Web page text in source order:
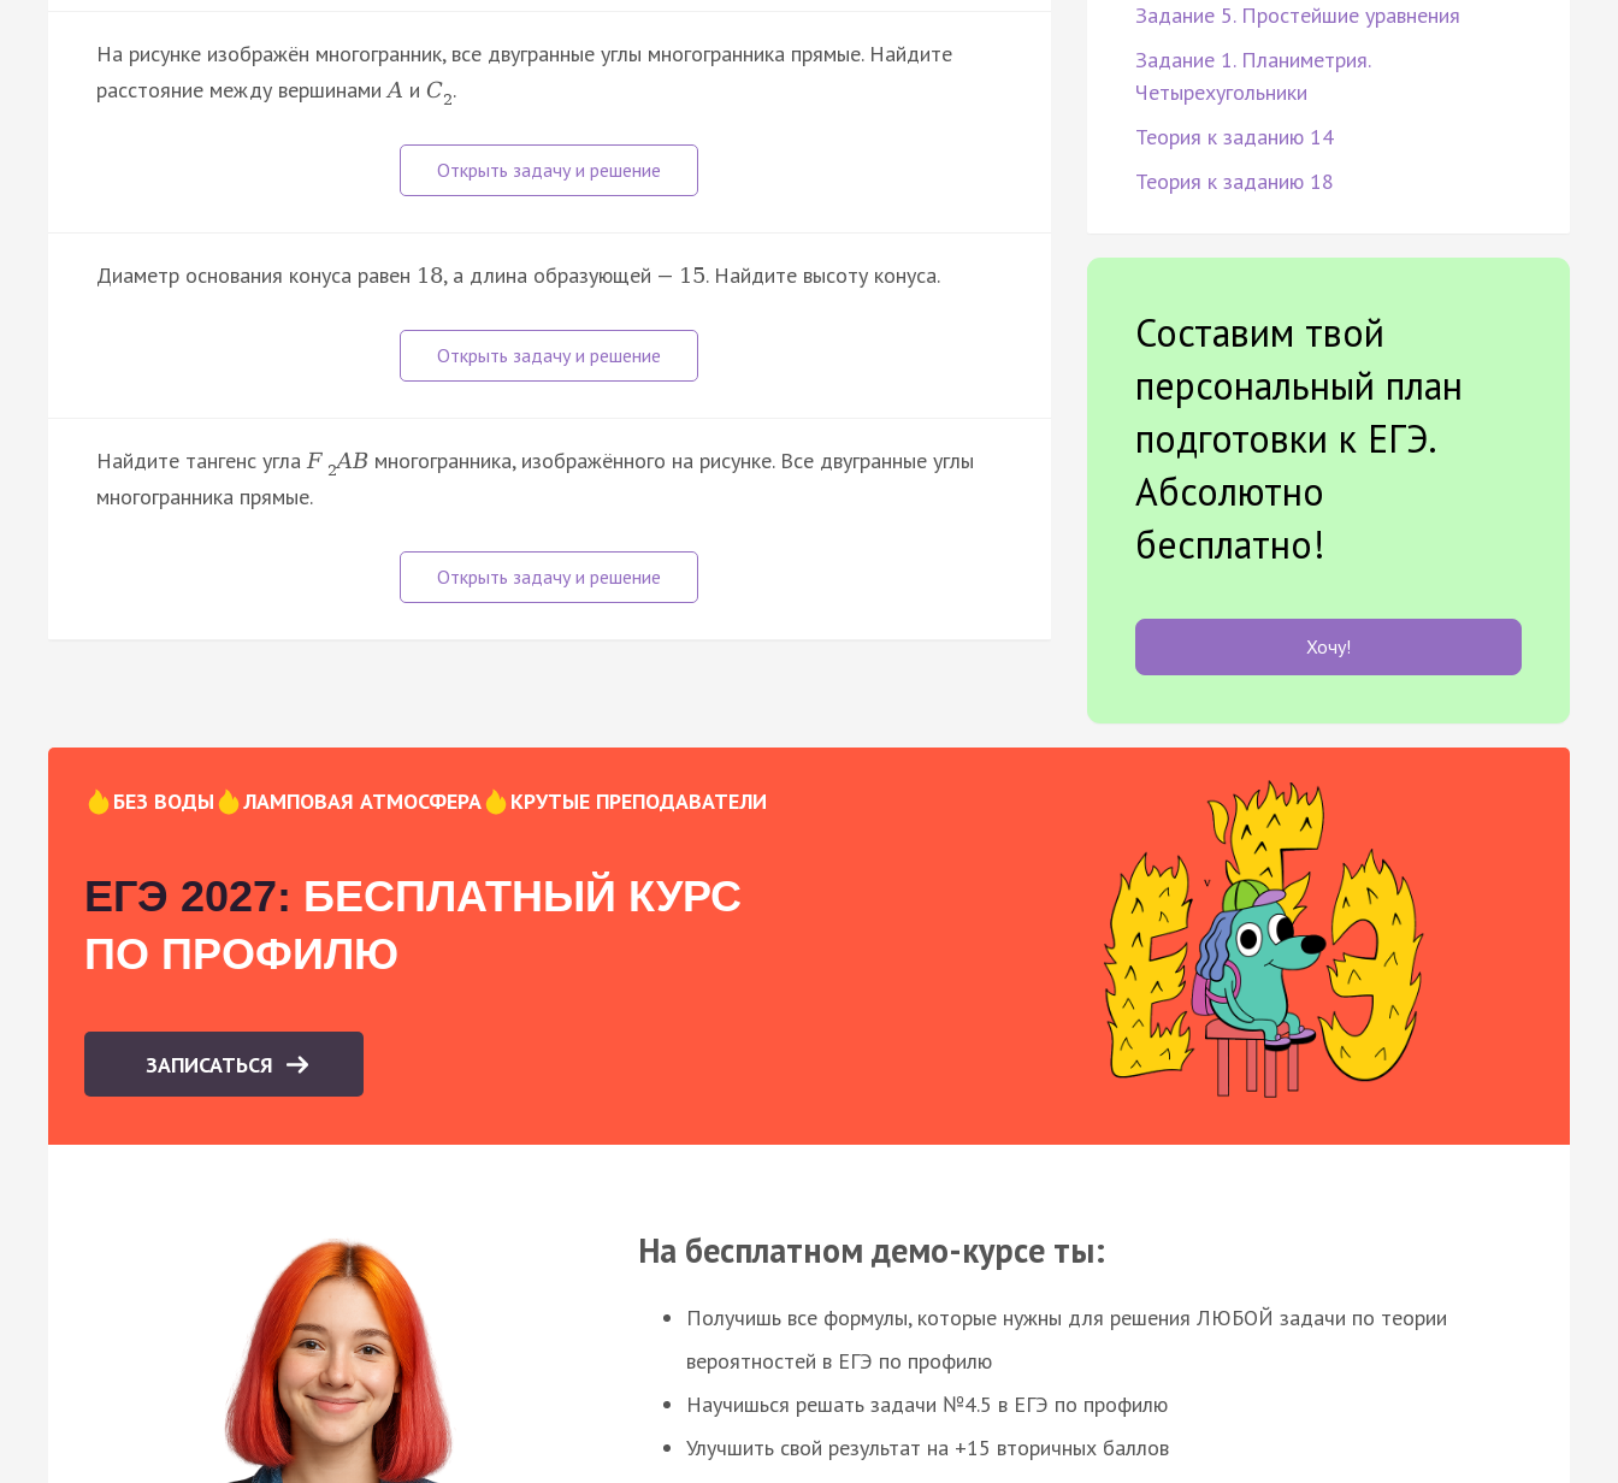
На рисунке изображён многогранник, все двугранные углы многогранника прямые. Найдите
расстояние между вершинамиA и C2.
Диаметр основания конуса равен 18, а длина образующей — 15. Найдите высоту конуса.
Найдите тангенс углаF 2AB многогранника, изображённого на рисунке. Все двугранные углы
многогранника прямые.
Задание 5. Простейшие уравнения
Задание 1. Планиметрия.
Четырехугольники
Теория к заданию 14
Теория к заданию 18
Составим твой
персональный план
подготовки к ЕГЭ.
Абсолютно
бесплатно!
Хочу!
БЕЗ ВОДЫ ЛАМПОВАЯ АТМОСФЕРА КРУТЫЕ ПРЕПОДАВАТЕЛИ
ЕГЭ 2027: БЕСПЛАТНЫЙ КУРС
ПО ПРОФИЛЮ
ЗАПИСАТЬСЯ
На бесплатном демо-курсе ты:
Получишь все формулы, которые нужны для решения ЛЮБОЙ задачи по теории
вероятностей в ЕГЭ по профилю
Научишься решать задачи №4.5 в ЕГЭ по профилю
Улучшить свой результат на +15 вторичных баллов